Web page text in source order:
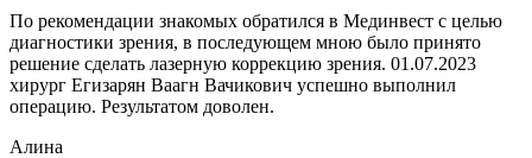
По рекомендации знакомых обратился в Мединвест с целью
диагностики зрения, в последующем мною было принято
решение сделать лазерную коррекцию зрения. 01.07.2023
хирург Егизарян Ваагн Вачикович успешно выполнил
операцию. Результатом доволен.
Алина